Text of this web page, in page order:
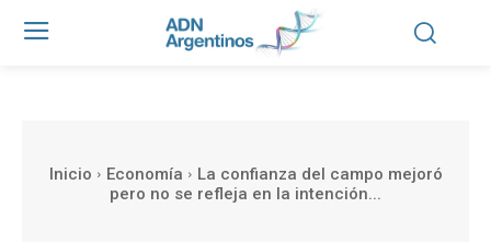
Inicio Economía
La confianza del campo mejoró
pero no se refleja en la intención...